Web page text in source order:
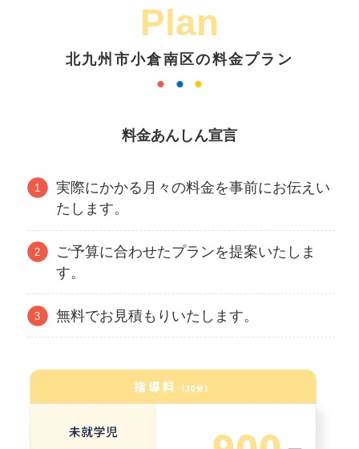
Plan
北九州市小倉南区の料金プラン
料金あんしん宣言
実際にかかる月々の料金を事前にお伝えい
たします。
ご予算に合わせたプランを提案いたしま
す。
無料でお見積もりいたします。